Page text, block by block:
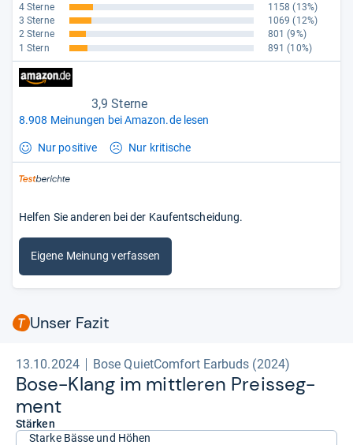
4 Sterne
1158 (13%)
3 Sterne
1069 (12%)
2 Sterne
801 (9%)
1 Stern
891 (10%)
3,9 Sterne
8.908 Meinungen bei Amazon.de lesen
Nur positive Nur kritische
Helfen Sie anderen bei der Kaufentscheidung.
Eigene Meinung verfassen
Unser Fazit
13.10.2024 Bose QuietComfort Earbuds (2024)
Bose-​Klang im mitt­le­ren Preis­seg­
ment
Stärken
Starke Bässe und Höhen